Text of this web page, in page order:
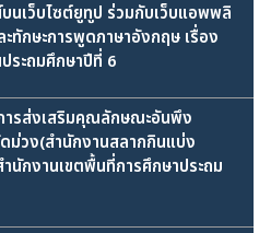
นเว็บไซต์ยูทูป ร่วมกับเว็บแอพพลิ
ทักษะการพูดภาษาอังกฤษ เรื่อง
ระถมศึกษาปีที่ 6
ารส่งเสริมคุณลักษณะอันพึง
ม่วง(สำนักงานสลากกินแบ่ง
กงานเขตพื้นที่การศึกษาประถม